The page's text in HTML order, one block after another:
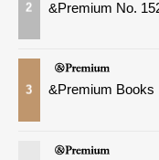
2 &Premium No.
3 &Premium Books